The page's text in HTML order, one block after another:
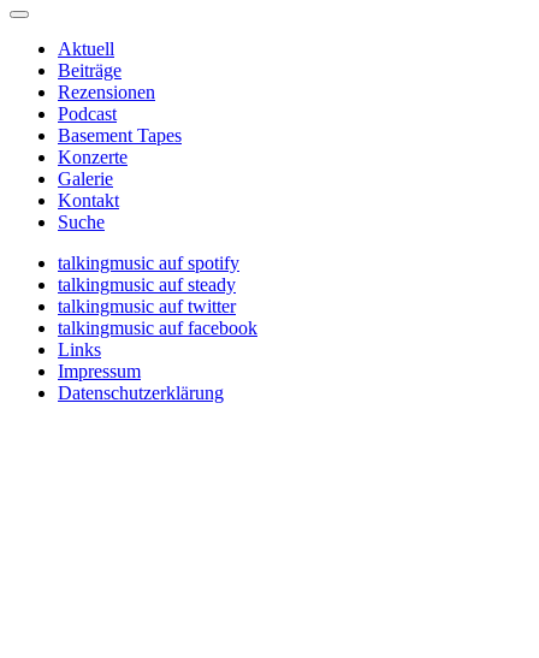
Aktuell
Beiträge
Rezensionen
Podcast
Basement Tapes
Konzerte
Galerie
Kontakt
Suche
talkingmusic auf spotify
talkingmusic auf steady
talkingmusic auf twitter
talkingmusic auf facebook
Links
Impressum
Datenschutzerklärung